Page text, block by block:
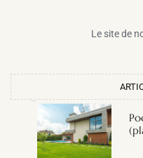
Le site de